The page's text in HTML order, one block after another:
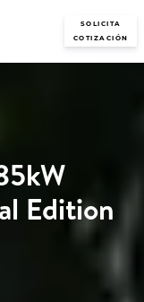
SOLICITA
COTIZACIÓN
Edition